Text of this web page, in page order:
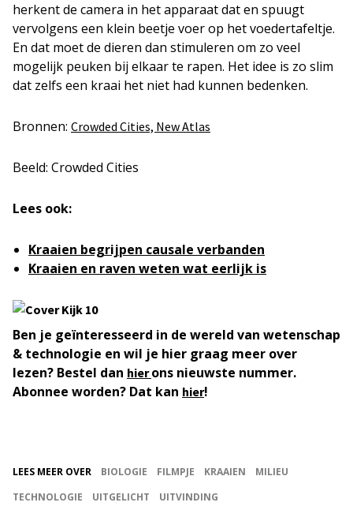
herkent de camera in het apparaat dat en spuugt
vervolgens een klein beetje voer op het voedertafeltje.
En dat moet de dieren dan stimuleren om zo veel
mogelijk peuken bij elkaar te rapen. Het idee is zo slim
dat zelfs een kraai het niet had kunnen bedenken.
Bronnen: Crowded Cities, New Atlas
Beeld: Crowded Cities
Lees ook:
Kraaien begrijpen causale verbanden
Kraaien en raven weten wat eerlijk is
Ben je geïnteresseerd in de wereld van wetenschap
& technologie en wil je hier graag meer over
lezen? Bestel dan hierons nieuwste nummer.
Abonnee worden? Dat kan hier!
LEES MEER OVER BIOLOGIE FILMPJE KRAAIEN
MILIEU
TECHNOLOGIE
UITGELICHT UITVINDING